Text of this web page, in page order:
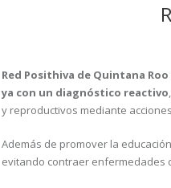
Red Posithiva de Quintana Roo
ya con un diagnóstico reactivo
y reproductivos mediante
Además de promover la
evitando contraer enfermedades